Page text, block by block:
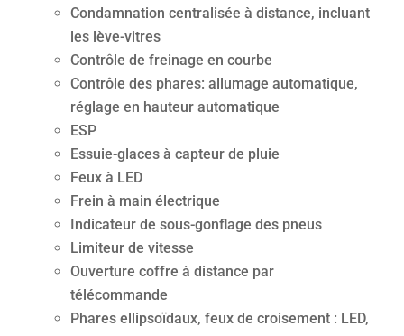
Condamnation centralisée à distance, incluant
les lève-vitres
Contrôle de freinage en courbe
Contrôle des phares: allumage automatique,
réglage en hauteur automatique
ESP
Essuie-glaces à capteur de pluie
Feux à LED
Frein à main électrique
Indicateur de sous-gonflage des pneus
Limiteur de vitesse
Ouverture coffre à distance par
télécommande
Phares ellipsoïdaux, feux de croisement : LED,